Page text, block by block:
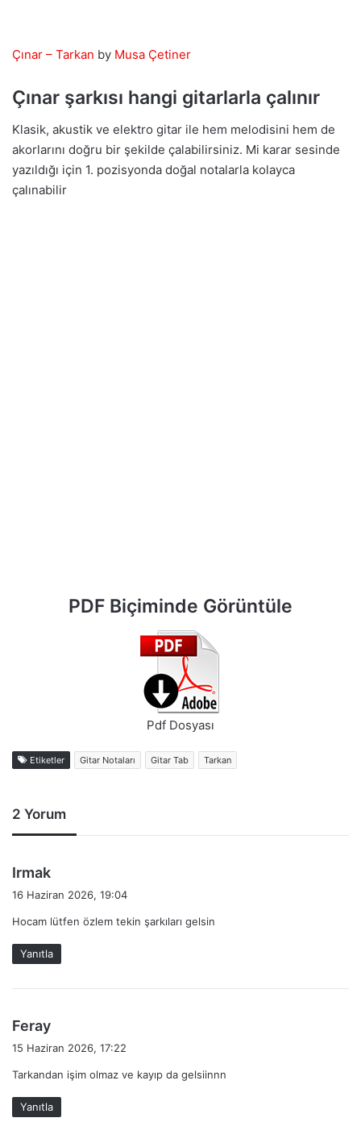
Çınar – Tarkan by Musa Çetiner
Çınar şarkısı hangi gitarlarla çalınır
Klasik, akustik ve elektro gitar ile hem melodisini hem de
akorlarını doğru bir şekilde çalabilirsiniz. Mi karar sesinde
yazıldığı için 1. pozisyonda doğal notalarla kolayca
çalınabilir
PDF Biçiminde Görüntüle
Pdf Dosyası
Etiketler Gitar Notaları Gitar Tab Tarkan
2 Yorum
Irmak
i
k
i
16 Haziran 2026, 19:04
Hocam lütfen özlem tekin şarkıları gelsin
Yanıtla
Feray
i
k
i
15 Haziran 2026, 17:22
Tarkandan işim olmaz ve kayıp da gelsiinnn
Yanıtla